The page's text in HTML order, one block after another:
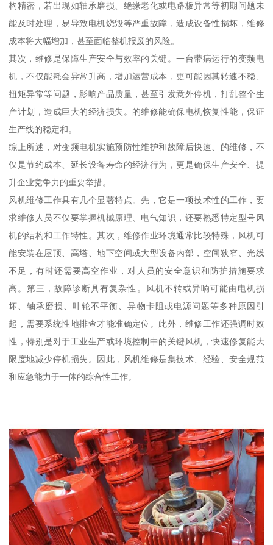
构精密，若出现如轴承磨损、绝缘老化或电路板异常等初期问题未
能及时处理，易导致电机烧毁等严重故障，造成设备性损坏，维修
成本将大幅增加，甚至面临整机报废的风险。
其次，维修是保障生产安全与效率的关键。一台带病运行的变频电
机，不仅能耗会异常升高，增加运营成本，更可能因其转速不稳、
扭矩异常等问题，影响产品质量，甚至引发意外停机，打乱整个生
产计划，造成巨大的经济损失。的维修能确保电机恢复性能，保证
生产线的稳定和。
综上所述，对变频电机实施预防性维护和故障后快速、的维修，不
仅是节约成本、延长设备寿命的经济行为，更是确保生产安全、提
升企业竞争力的重要举措。
风机维修工作具有几个显著特点。先，它是一项技术性的工作，要
求维修人员不仅要掌握机械原理、电气知识，还要熟悉特定型号风
机的结构和工作特性。其次，维修作业环境通常比较特殊，风机可
能安装在屋顶、高塔、地下空间或大型设备内部，空间狭窄、光线
不足，有时还需要高空作业，对人员的安全意识和防护措施要求
高。第三，故障诊断具有复杂性。风机不转或异响可能由电机损
坏、轴承磨损、叶轮不平衡、异物卡阻或电源问题等多种原因引
起，需要系统性地排查才能准确定位。此外，维修工作还强调时效
性，特别是对于工业生产或环境控制中的关键风机，快速修复能大
限度地减少停机损失。因此，风机维修是集技术、经验、安全规范
和应急能力于一体的综合性工作。